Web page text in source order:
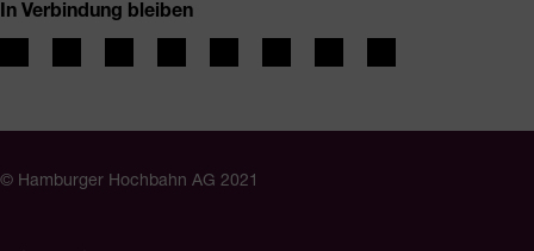
In Verbindung bleiben
© Hamburger Hochbahn AG 2021